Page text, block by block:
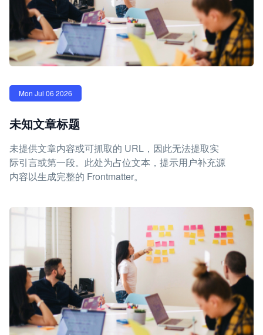
Mon Jul 06 2026
未知文章标题
未提供文章内容或可抓取的 URL，因此无法提取实
际引言或第一段。此处为占位文本，提示用户补充源
内容以生成完整的 Frontmatter。